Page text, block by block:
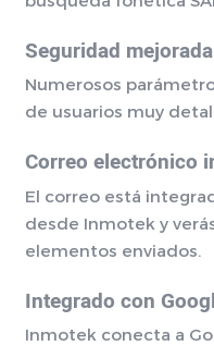
Seguridad mejorada
Numerosos
de usuarios muy
Correo electrónico
El correo está
desde Inmotek y
elementos enviados.
Integrado con
Inmotek conecta a